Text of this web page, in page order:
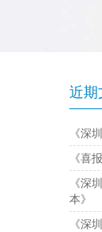
近期
《深
《喜
《深
本》
《深